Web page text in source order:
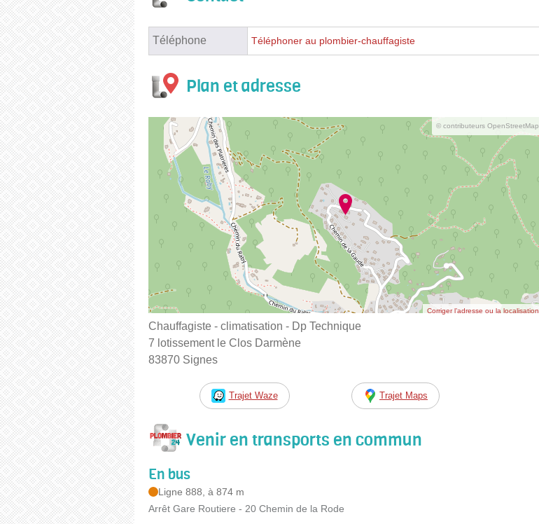
Téléphone Téléphoner au plombier-chauffagiste
Plan et adresse
© contributeurs OpenStreetMap
Corriger l’adresse ou la localisation
Chauffagiste - climatisation - Dp Technique
7 lotissement le Clos Darmène
83870 Signes
Trajet Waze Trajet Maps
Venir en transports en commun
En bus
Ligne 888, à 874 m
Arrêt Gare Routiere - 20 Chemin de la Rode